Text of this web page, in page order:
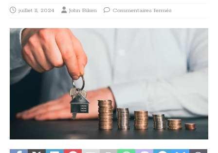
juillet 11, 2024 John Biken Commentaires fermés